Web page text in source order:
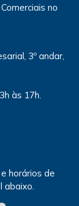
no
3º andar,
às 17h.
horários de
abaixo.